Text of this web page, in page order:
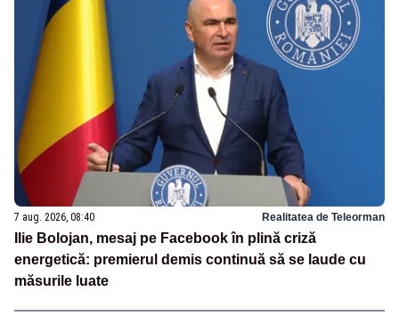
7 aug. 2026, 08:40 Realitatea de Teleorman
Ilie Bolojan, mesaj pe Facebook în plină criză
energetică: premierul demis continuă să se laude cu
măsurile luate